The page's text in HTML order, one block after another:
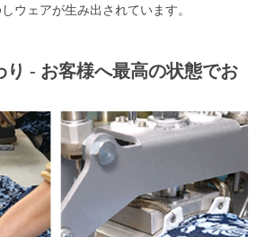
ウェアが生み出されています。
り - お客様へ最高の状態でお